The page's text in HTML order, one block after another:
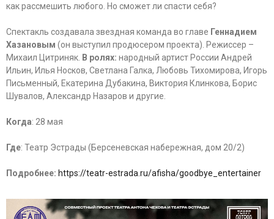
как рассмешить любого. Но сможет ли спасти себя?
Спектакль создавала звездная команда во главе Геннадием
Хазановым (он выступил продюсером проекта). Режиссер –
Михаил Цитриняк. В ролях: народный артист России Андрей
Ильин, Илья Носков, Светлана Галка, Любовь Тихомирова, Игорь
Письменный, Екатерина Дубакина, Виктория Клинкова, Борис
Шувалов, Александр Назаров и другие.
Когда: 28 мая
Где: Театр Эстрады (Берсеневская набережная, дом 20/2)
Подробнее: https://teatr-estrada.ru/afisha/goodbye_entertainer